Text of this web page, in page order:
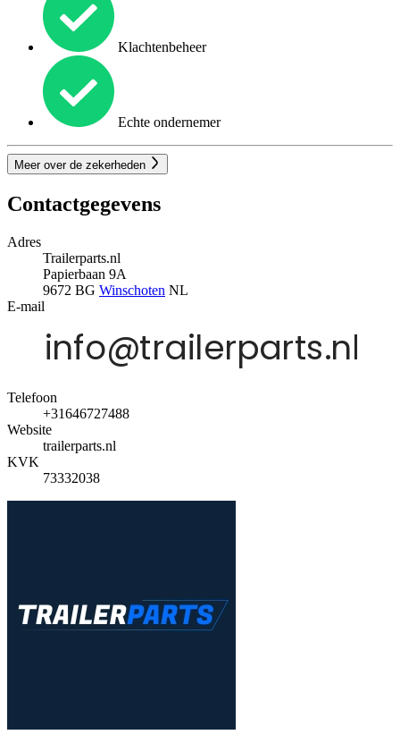
Klachtenbeheer
Echte ondernemer
Meer over de zekerheden
Contactgegevens
Adres
Trailerparts.nl
Papierbaan 9A
9672 BG Winschoten NL
E-mail
Telefoon
+31646727488
Website
trailerparts.nl
KVK
73332038